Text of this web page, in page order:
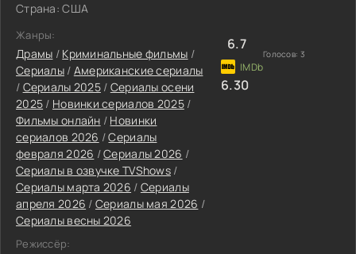
Страна: США
Жанры:
Драмы / Криминальные фильмы /
Сериалы/ Американские сериалы
/ Сериалы 2025/ Сериалы осени
2025 / Новинки сериалов 2025/
Фильмы онлайн / Новинки
сериалов 2026 /Сериалы
февраля 2026 /Сериалы 2026 /
Сериалы в озвучке TVShows /
Сериалы марта 2026 / Сериалы
апреля 2026 / Сериалы мая 2026 /
Сериалы весны 2026
Режиссёр:
6.7
Голосов: 3
6.30